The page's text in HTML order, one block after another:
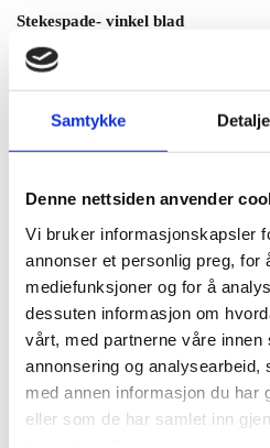
Samtykke
Denne nettsiden anvender
Vi bruker informasjonskapsler
annonser et personlig preg, for
mediefunksjoner og for å
dessuten informasjon om
vårt, med partnerne våre innen
annonsering og analysearbeid,
med annen informasjon du har
eller som de har samlet inn
Stekespade- vinkel blad
Art. Nr.
Spatula/ stekespade- stanset /
Art. Nr. Lengde:
8 5331 23 23 cm
26 cm